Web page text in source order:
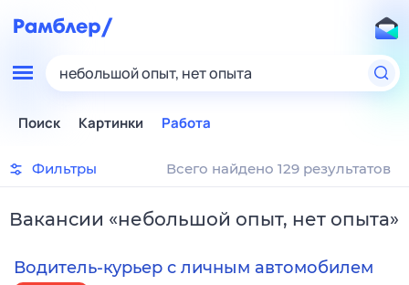
небольшой опыт, нет опыта
Поиск Картинки Работа
Фильтры Всего найдено 129 результатов
Вакансии «небольшой опыт, нет опыта»
Водитель-курьер с личным автомобилем